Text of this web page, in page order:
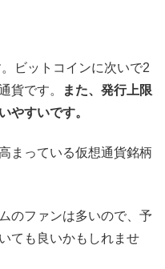
ビットコインに次いで2
貨です。
また、発行上限
やすいです。
まっている仮想通貨銘柄
のファンは多いので、予
ても良いかもしれませ